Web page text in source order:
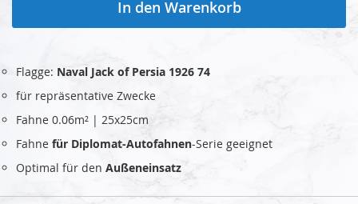
In den Warenkorb
Flagge: Naval Jack of Persia 1926 74
für repräsentative Zwecke
Fahne 0.06m² | 25x25cm
Fahne für Diplomat-Autofahnen-Serie geeignet
Optimal für den Außeneinsatz